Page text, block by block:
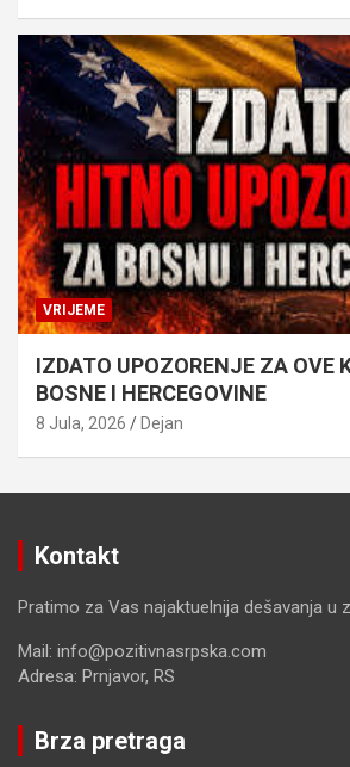
VRIJEME
IZDATO UPOZORENJE ZA OVE
BOSNE I HERCEGOVINE
8 Jula, 2026 Dejan
Kontakt
Pratimo za Vas najaktuelnija dešavanja u
Mail: info@pozitivnasrpska.com
Adresa: Prnjavor, RS
Brza pretraga